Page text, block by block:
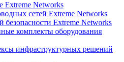
Extreme Networks
сетей Extreme Networks
безопасности Extreme Networks
комплекты оборудования
инфраструктурных решений